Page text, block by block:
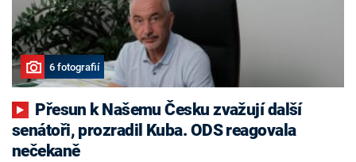
6 fotografií
senátoři, prozradil Kuba. ODS reagovala
nečekaně